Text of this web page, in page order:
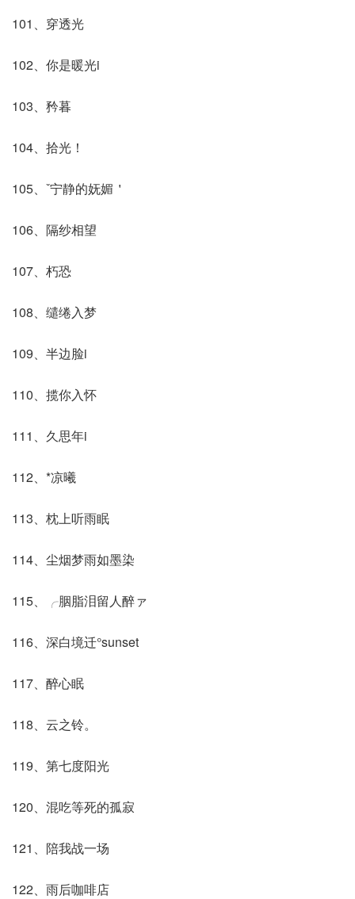
101、穿透光
102、你是暖光i
103、矜暮
104、拾光！
105、ˇ宁静的妩媚＇
106、隔纱相望
107、朽恐
108、缱绻入梦
109、半边脸i
110、揽你入怀
111、久思年i
112、*凉曦
113、枕上听雨眠
114、尘烟梦雨如墨染
115、╭胭脂泪留人醉ァ
116、深白境迁°sunset
117、醉心眠
118、云之铃。
119、第七度阳光
120、混吃等死的孤寂
121、陪我战一场
122、雨后咖啡店